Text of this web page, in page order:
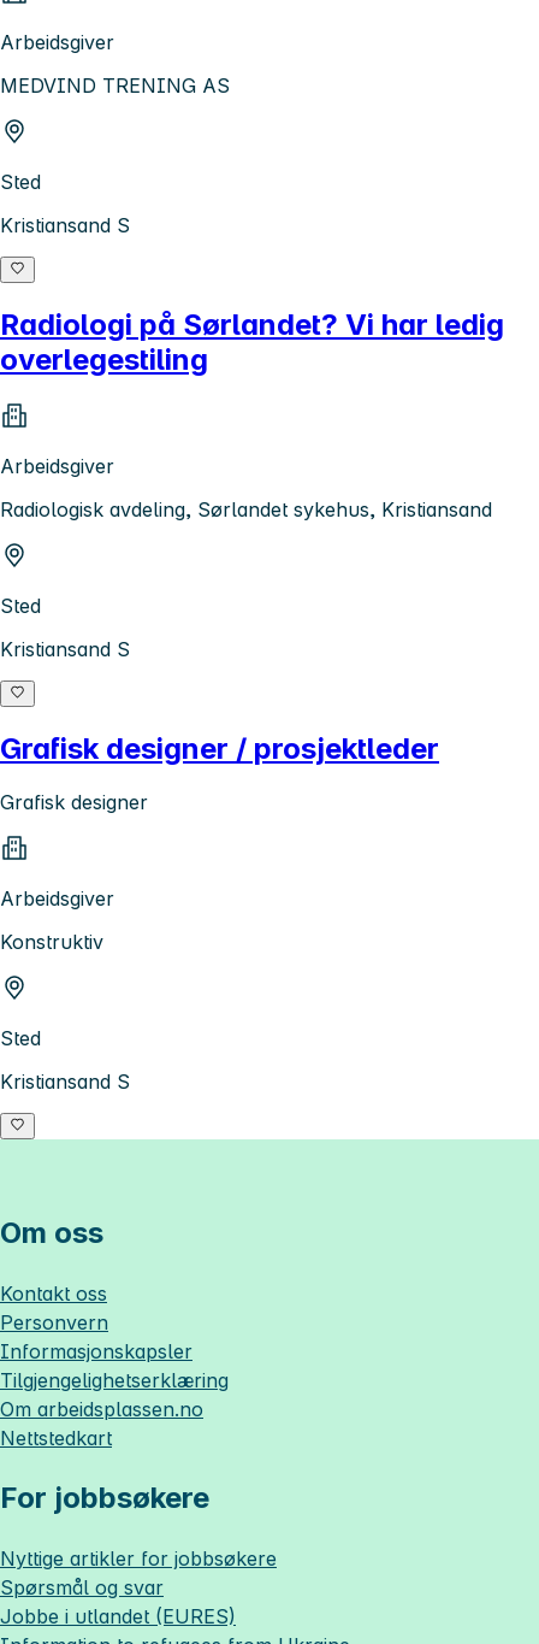
Arbeidsgiver
MEDVIND TRENING AS
Sted
Kristiansand S
Radiologi på Sørlandet? Vi har ledig
overlegestiling
Arbeidsgiver
Radiologisk avdeling, Sørlandet sykehus, Kristiansand
Sted
Kristiansand S
Grafisk designer / prosjektleder
Grafisk designer
Arbeidsgiver
Konstruktiv
Sted
Kristiansand S
Om oss
Kontakt oss
Personvern
Informasjonskapsler
Tilgjengelighetserklæring
Om arbeidsplassen.no
Nettstedkart
For jobbsøkere
Nyttige artikler for jobbsøkere
Spørsmål og svar
Jobbe i utlandet (EURES)